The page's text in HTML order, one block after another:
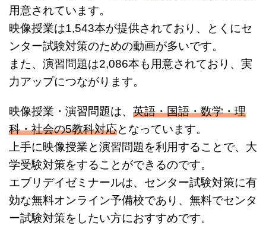
用意されています。
映像授業は1,543本が提供されており、とくにセ
ンター試験対策のための動画が多いです。
また、演習問題は2,086本も用意されており、実
力アップにつながります。
映像授業・演習問題は、 英語・国語・数学・理
科・社会の5教科対応となっています。
上手に映像授業と演習問題を利用することで、大
学受験対策をすることができるのです。
エブリデイゼミナールは、センター試験対策に有
効な無料オンライン予備校であり、無料でセンタ
ー試験対策をしたい方におすすめです。